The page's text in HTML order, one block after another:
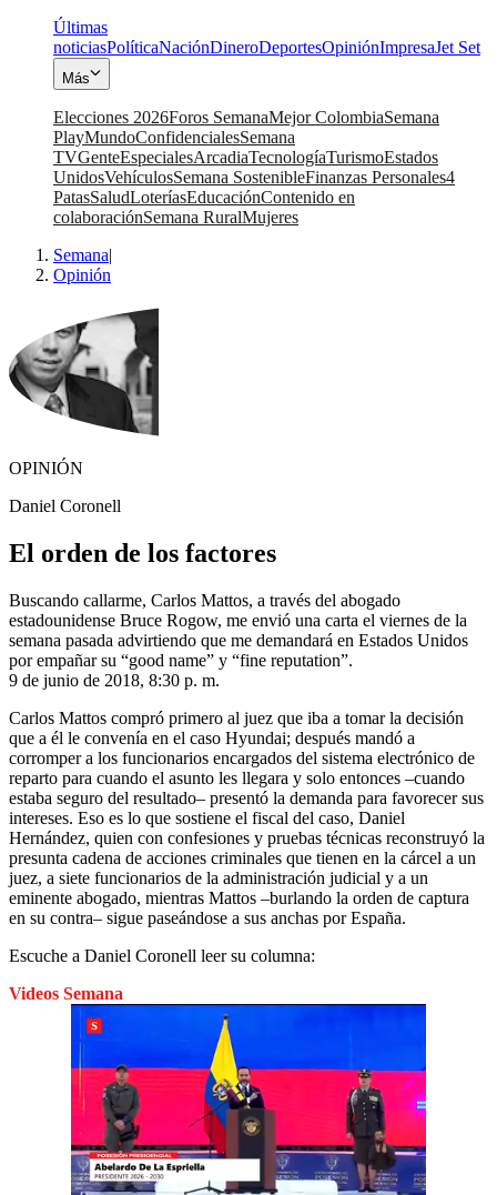
Últimas
noticiasPolíticaNaciónDineroDeportesOpiniónImpresaJet Set
Más
Elecciones 2026Foros SemanaMejor ColombiaSemana
PlayMundoConfidencialesSemana
TVGenteEspecialesArcadiaTecnologíaTurismoEstados
UnidosVehículosSemana SostenibleFinanzas Personales4
PatasSaludLoteríasEducaciónContenido en
colaboraciónSemana RuralMujeres
Semana|
Opinión
OPINIÓN
Daniel Coronell
El orden de los factores
Buscando callarme, Carlos Mattos, a través del abogado
estadounidense Bruce Rogow, me envió una carta el viernes de la
semana pasada advirtiendo que me demandará en Estados Unidos
por empañar su “good name” y “fine reputation”.
9 de junio de 2018, 8:30 p. m.
Carlos Mattos compró primero al juez que iba a tomar la decisión
que a él le convenía en el caso Hyundai; después mandó a
corromper a los funcionarios encargados del sistema electrónico de
reparto para cuando el asunto les llegara y solo entonces –cuando
estaba seguro del resultado– presentó la demanda para favorecer sus
intereses. Eso es lo que sostiene el fiscal del caso, Daniel
Hernández, quien con confesiones y pruebas técnicas reconstruyó la
presunta cadena de acciones criminales que tienen en la cárcel a un
juez, a siete funcionarios de la administración judicial y a un
eminente abogado, mientras Mattos –burlando la orden de captura
en su contra– sigue paseándose a sus anchas por España.
Escuche a Daniel Coronell leer su columna:
Videos Semana